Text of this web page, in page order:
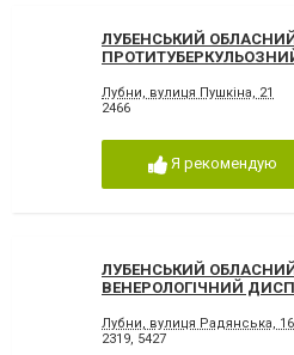
ЛУБЕНСЬКИЙ
Лубни, вулиця Пушкіна, 21
2466
Я рекомендую
ЛУБЕНСЬКИЙ
ВЕНЕРОЛОГІЧНИЙ
Лубни, вулиця Радянська,
2319, 5427